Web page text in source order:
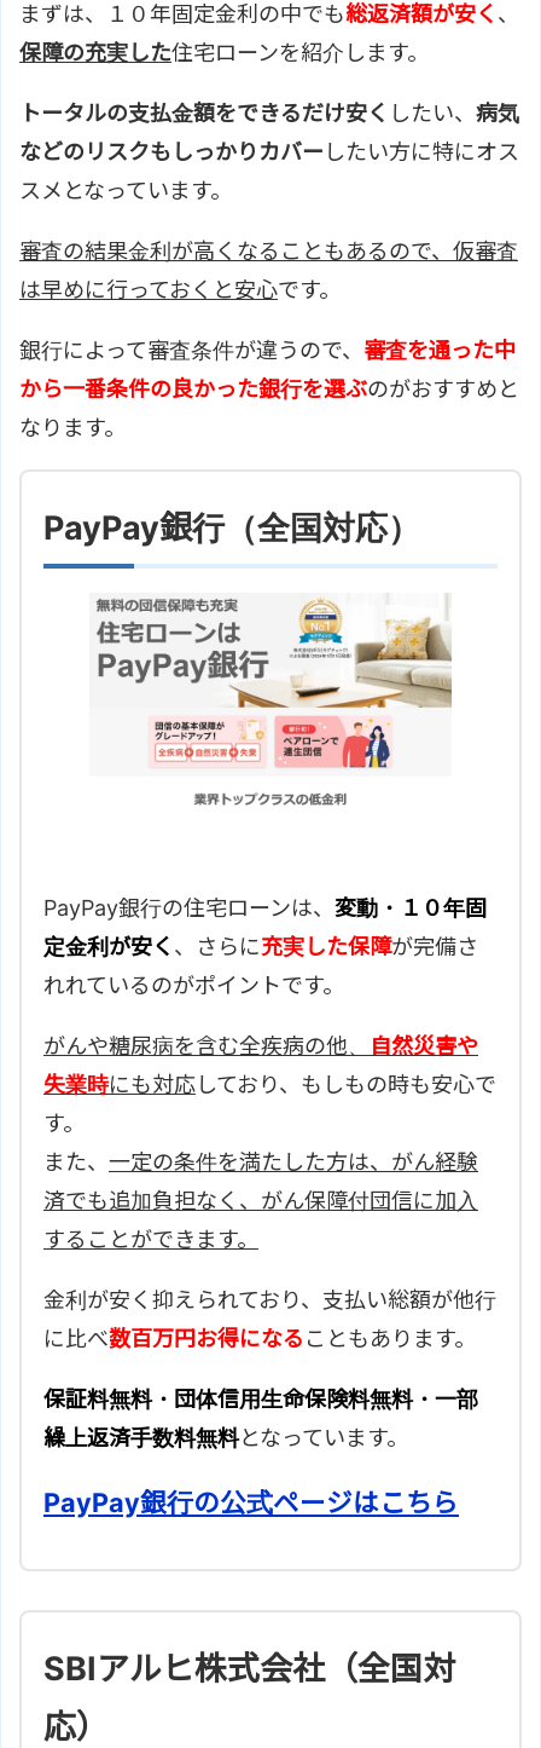
まずは、１０年固定金利の中でも総返済額が安く 、
保障の充実した住宅ローンを紹介します。
トータルの支払金額をできるだけ安く したい、 病気
などのリスクもしっかりカバー したい方に特にオス
スメとなっています。
審査の結果金利が高くなることもあるので、仮審査
は早めに行っておくと安心です。
銀行によって審査条件が違うので、 審査を通った中
から一番条件の良かった銀行を選ぶのがおすすめと
なります。
PayPay銀行（全国対応）
PayPay銀行の住宅ローンは、 変動・１０年固
定金利が安く 、さらに充実した保障が完備さ
れれているのがポイントです。
がんや糖尿病を含む全疾病の他、
自然災害や
失業時にも対応しており、もしもの時も安心で
す。
また、 一定の条件を満たした方は、がん経験
済でも追加負担なく、がん保障付団信に加入
することができます。
金利が安く抑えられており、支払い総額が他行
に比べ数百万円お得になる こともあります。
保証料無料・団体信用生命保険料無料・一部
繰上返済手数料無料となっています。
PayPay銀行の公式ページはこちら
SBIアルヒ株式会社（全国対
応）